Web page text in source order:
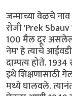
जन्माच्या वेळचे नाव
रोजी 'Prek Sbauv
100 मैल दूर
नेम' हे त्याचे
दाम्पत्य होते.
इथे शिक्षणासाठी
मध्ये घालवले.